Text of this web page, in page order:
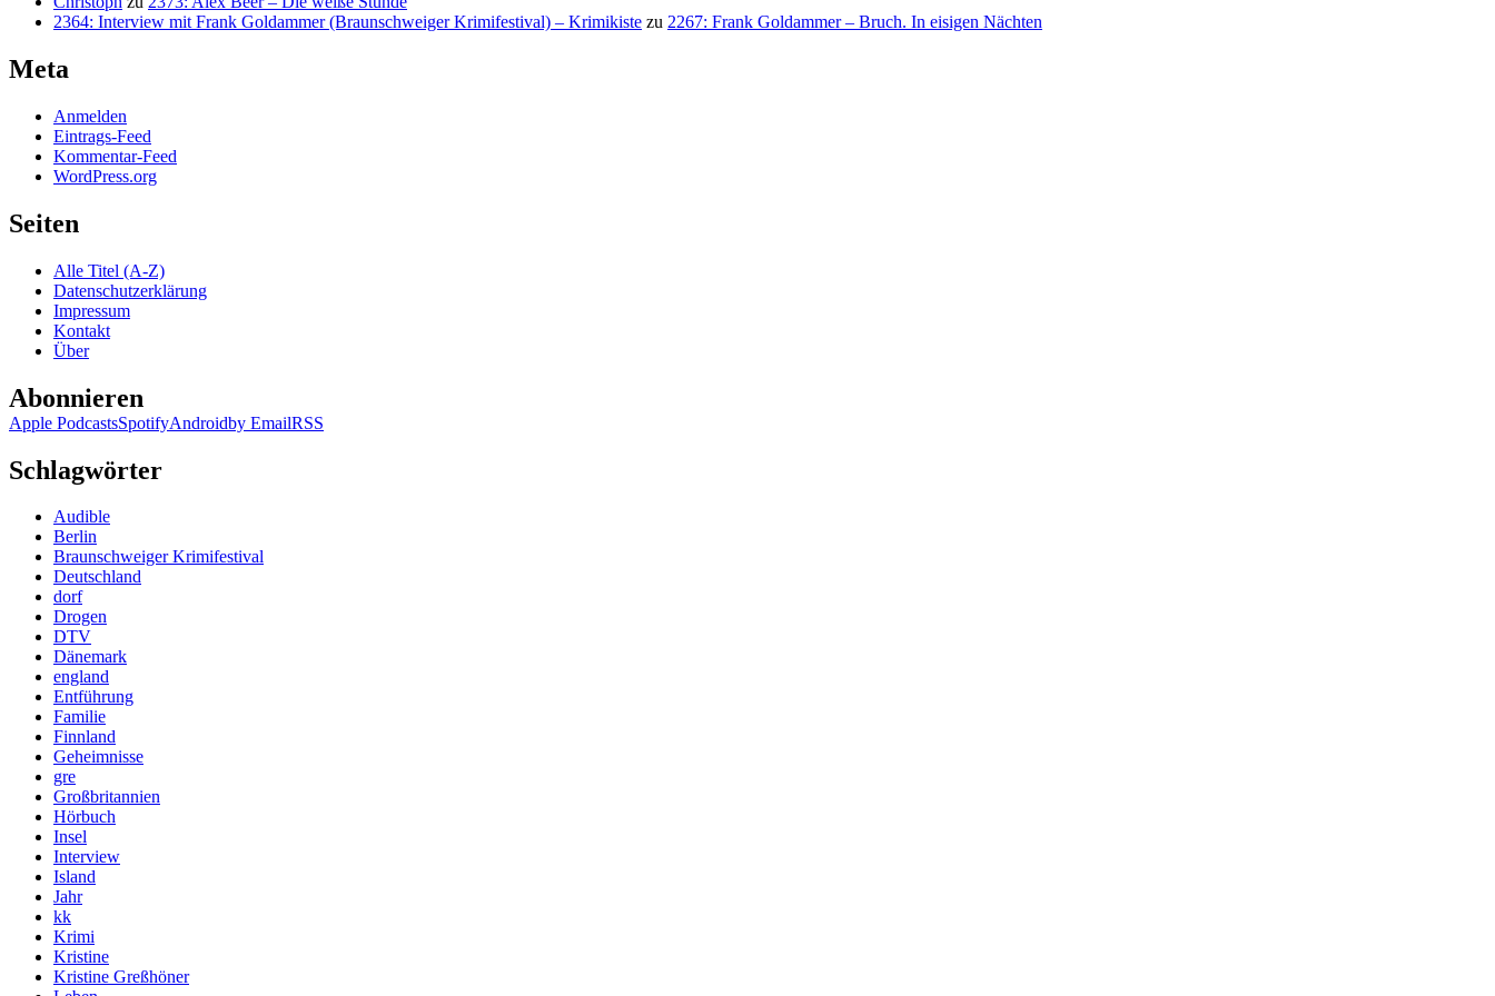
2364: Interview mit Frank Goldammer (Braunschweiger Krimifestival) – Krimikiste zu 2267: Frank Goldammer – Bruch. In eisigen Nächten
Meta
Anmelden
Eintrags-Feed
Kommentar-Feed
WordPress.org
Seiten
Alle Titel (A-Z)
Datenschutzerklärung
Impressum
Kontakt
Über
Abonnieren
Apple PodcastsSpotifyAndroidby EmailRSS
Schlagwörter
Audible
Berlin
Braunschweiger Krimifestival
Deutschland
dorf
Drogen
DTV
Dänemark
england
Entführung
Familie
Finnland
Geheimnisse
gre
Großbritannien
Hörbuch
Insel
Interview
Island
Jahr
kk
Krimi
Kristine
Kristine Greßhöner